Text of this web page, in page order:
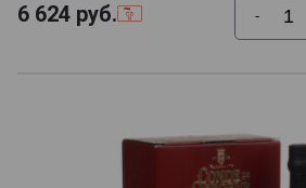
6 624 руб. -